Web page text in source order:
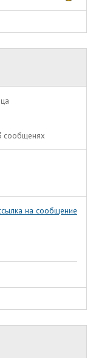
сообщенях
на сообщение